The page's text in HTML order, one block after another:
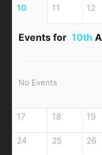
10 11 12
Events for 10th
No Events
17 18 19
24 25 26